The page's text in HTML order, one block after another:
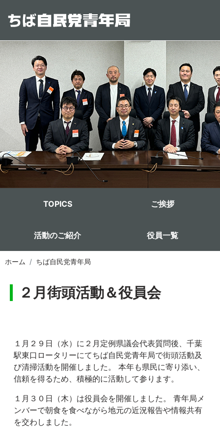
TOPICS ご挨拶
活動のご紹介 役員一覧
ホーム ちば自民党青年局
２月街頭活動＆役員会
１月２９日（水）に２月定例県議会代表質問後、千葉
駅東口ロータリーにてちば自民党青年局で街頭活動及
び清掃活動を開催しました。 本年も県民に寄り添い、
信頼を得るため、積極的に活動して参ります。
１月３０日（木）は役員会を開催しました。 青年局メ
ンバーで朝食を食べながら地元の近況報告や情報共有
を交わしました。